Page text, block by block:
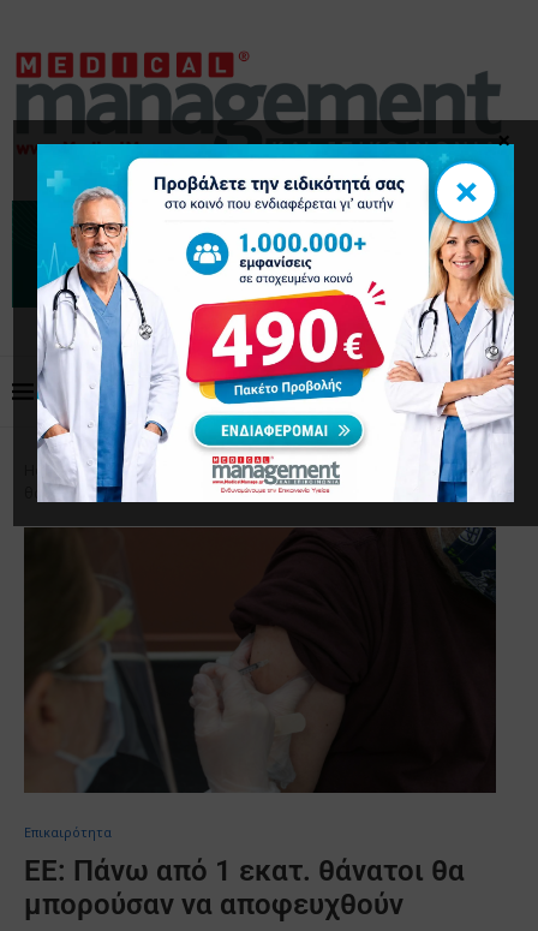
Home Επικαιρότητα
ΕΕ: Πάνω από 1 εκατ. θάνατοι
θα μπορούσαν να αποφευχθούν
Επικαιρότητα
ΕΕ: Πάνω από 1 εκατ. θάνατοι θα
μπορούσαν να αποφευχθούν
×
×